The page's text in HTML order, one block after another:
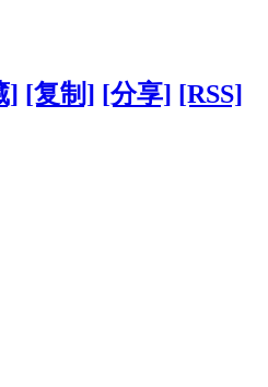
] [复制] [分享] [RSS]